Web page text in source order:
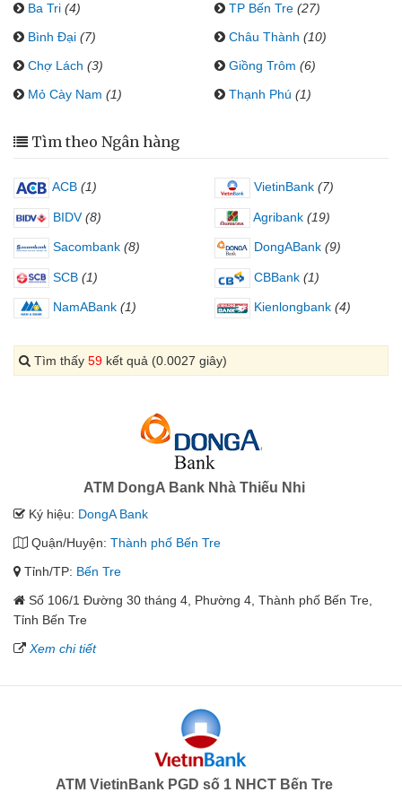
Ba Tri (4) TP Bến Tre (27)
Bình Đại (7) Châu Thành (10)
Chợ Lách (3) Giồng Trôm (6)
Mỏ Cày Nam (1) Thạnh Phú (1)
Tìm theo Ngân hàng
ACB (1) VietinBank (7)
BIDV (8) Agribank (19)
Sacombank (8) DongABank (9)
SCB (1) CBBank (1)
NamABank (1) Kienlongbank (4)
Tìm thấy 59 kết quả (0.0027 giây)
ATM DongA Bank Nhà Thiếu Nhi
Ký hiệu: DongA Bank
Quận/Huyện: Thành phố Bến Tre
Tỉnh/TP: Bến Tre
Số 106/1 Đường 30 tháng 4, Phường 4, Thành phố Bến Tre,
Tỉnh Bến Tre
Xem chi tiết
ATM VietinBank PGD số 1 NHCT Bến Tre